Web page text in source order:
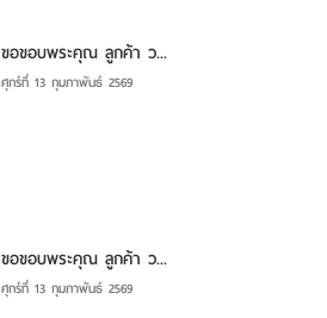
ขอขอบพระคุณ ลูกค้า ว...
ศุกร์ที่ 13 กุมภาพันธ์ 2569
ขอขอบพระคุณ ลูกค้า ว...
ศุกร์ที่ 13 กุมภาพันธ์ 2569